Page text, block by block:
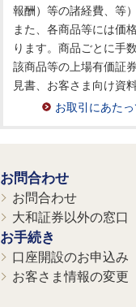
報酬）等の諸経費、等）
また、各商品等には価
ります。商品ごとに手
該商品等の上場有価証
見書、お客さま向け資
お取引にあた
お問合わせ
お問合わせ
大和証券以外の窓口
お手続き
口座開設のお申込み
お客さま情報の変更